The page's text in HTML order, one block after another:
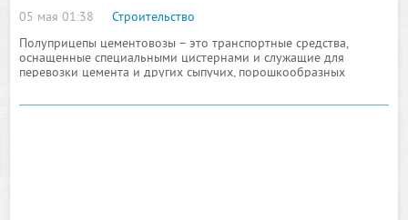
05 мая 01:38
Строительство
Полуприцепы цементовозы – это транспортные средства,
оснащенные специальными цистернами и служащие для
перевозки цемента и других сыпучих, порошкообразных
перевозки пылевидных материалов